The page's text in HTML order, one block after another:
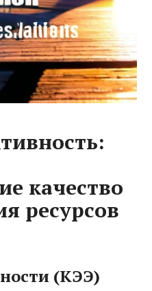
качество
ресурсов
(КЭЭ)